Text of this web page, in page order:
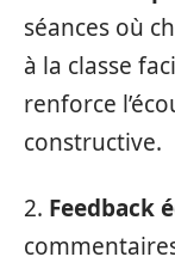
séances où
à la classe
renforce
constructive.
2. Feedback